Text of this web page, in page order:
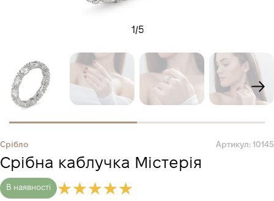
1/5
Срібло Артикул: 10145
Срібна каблучка Містерія
В наявності